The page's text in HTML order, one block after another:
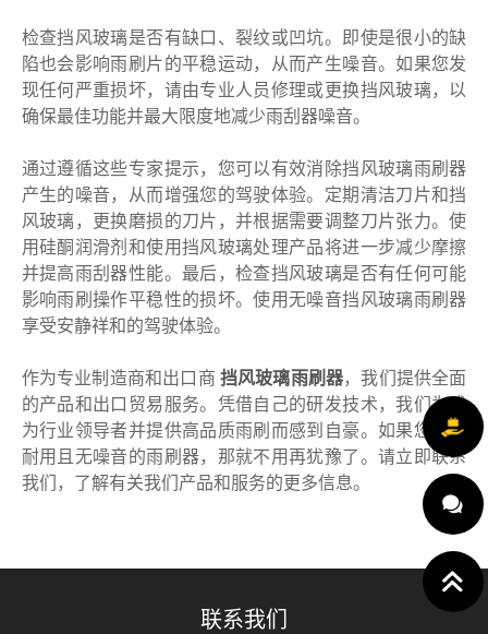
检查挡风玻璃是否有缺口、裂纹或凹坑。即使是很小的缺
陷也会影响雨刷片的平稳运动，从而产生噪音。如果您发
现任何严重损坏，请由专业人员修理或更换挡风玻璃，以
确保最佳功能并最大限度地减少雨刮器噪音。
通过遵循这些专家提示，您可以有效消除挡风玻璃雨刷器
产生的噪音，从而增强您的驾驶体验。定期清洁刀片和挡
风玻璃，更换磨损的刀片，并根据需要调整刀片张力。使
用硅酮润滑剂和使用挡风玻璃处理产品将进一步减少摩擦
并提高雨刮器性能。最后，检查挡风玻璃是否有任何可能
影响雨刷操作平稳性的损坏。使用无噪音挡风玻璃雨刷器
享受安静祥和的驾驶体验。
作为专业制造商和出口商 挡风玻璃雨刷器，我们提供全面
的产品和出口贸易服务。凭借自己的研发技术，我们为成
为行业领导者并提供高品质雨刷而感到自豪。如果您需要
耐用且无噪音的雨刷器，那就不用再犹豫了。请立即联系
我们，了解有关我们产品和服务的更多信息。
联系我们